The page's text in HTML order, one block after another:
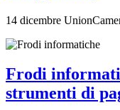
14 dicembre
Frodi
strumenti di